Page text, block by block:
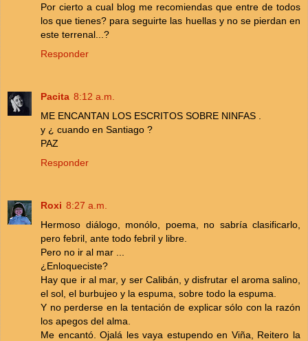
Por cierto a cual blog me recomiendas que entre de todos
los que tienes? para seguirte las huellas y no se pierdan en
este terrenal...?
Responder
Pacita 8:12 a.m.
ME ENCANTAN LOS ESCRITOS SOBRE NINFAS .
y ¿ cuando en Santiago ?
PAZ
Responder
Roxi 8:27 a.m.
Hermoso diálogo, monólo, poema, no sabría clasificarlo,
pero febril, ante todo febril y libre.
Pero no ir al mar ...
¿Enloqueciste?
Hay que ir al mar, y ser Calibán, y disfrutar el aroma salino,
el sol, el burbujeo y la espuma, sobre todo la espuma.
Y no perderse en la tentación de explicar sólo con la razón
los apegos del alma.
Me encantó. Ojalá les vaya estupendo en Viña, Reitero la